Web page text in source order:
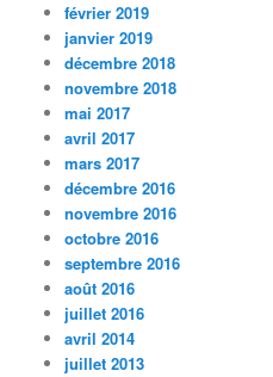
février 2019
janvier 2019
décembre 2018
novembre 2018
mai 2017
avril 2017
mars 2017
décembre 2016
novembre 2016
octobre 2016
septembre 2016
août 2016
juillet 2016
avril 2014
juillet 2013